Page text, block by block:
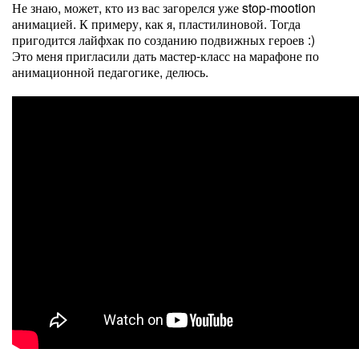
Не знаю, может, кто из вас загорелся уже stop-mootion
анимацией. К примеру, как я, пластилиновой. Тогда
пригодится лайфхак по созданию подвижных героев :)
Это меня пригласили дать мастер-класс на марафоне по
анимационной педагогике, делюсь.